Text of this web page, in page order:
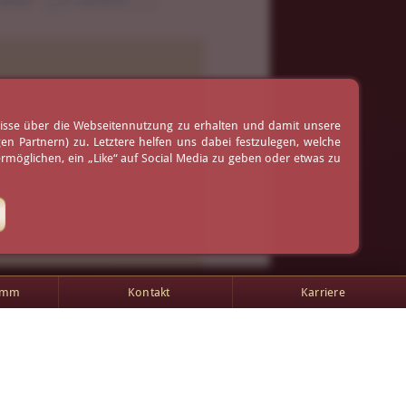
Kontakt Karriere
über die Webseitennutzung zu erhalten und damit unsere
Partnern) zu. Letztere helfen uns dabei festzulegen, welche
ein „Like“ auf Social Media zu geben oder etwas zu